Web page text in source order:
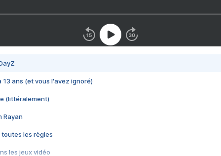
13 ans (et vous l'avez ignoré)
(littéralement)
Rayan
toutes les règles
les jeux vidéo